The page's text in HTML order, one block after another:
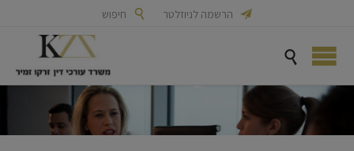
 הרשמה לניוזלטר  חיפוש
